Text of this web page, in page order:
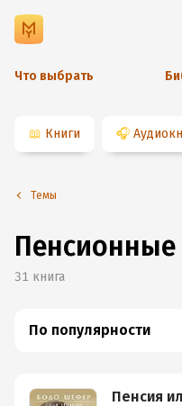
Что выбрать
📖 Книги 🎧
Темы
Пенсионные
31 книга
По популярности
Пенсия